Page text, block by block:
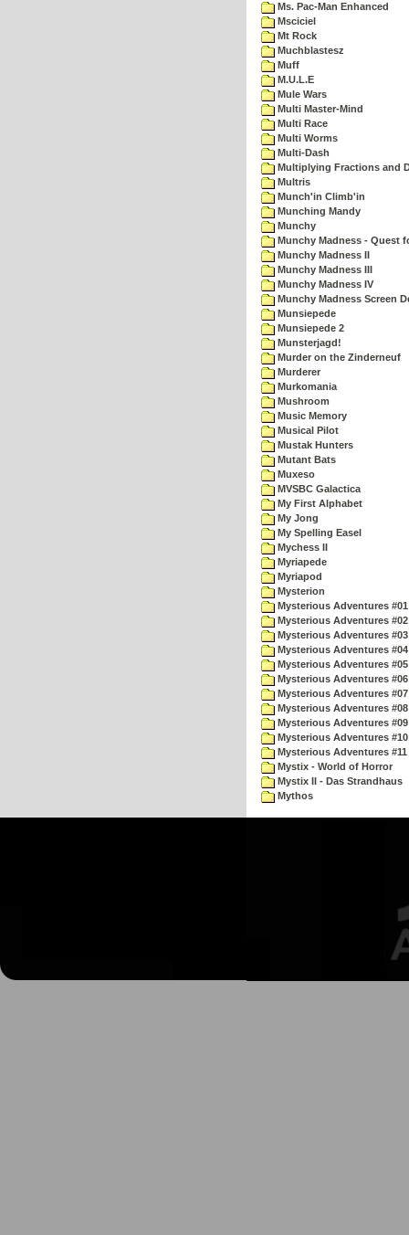
Ms. Pac-Man Enhanced
Msciciel
Mt Rock
Muchblastesz
Muff
M.U.L.E
Mule Wars
Multi Master-Mind
Multi Race
Multi Worms
Multi-Dash
Multiplying Fractions and
Multris
Munch'in Climb'in
Munching Mandy
Munchy
Munchy Madness - Quest
Munchy Madness II
Munchy Madness III
Munchy Madness IV
Munchy Madness Screen
Munsiepede
Munsiepede 2
Munsterjagd!
Murder on the Zinderneuf
Murderer
Murkomania
Mushroom
Music Memory
Musical Pilot
Mustak Hunters
Mutant Bats
Muxeso
MVSBC Galactica
My First Alphabet
My Jong
My Spelling Easel
Mychess II
Myriapede
Myriapod
Mysterion
Mysterious Adventures
Mysterious Adventures
Mysterious Adventures
Mysterious Adventures
Mysterious Adventures
Mysterious Adventures
Mysterious Adventures
Mysterious Adventures
Mysterious Adventures
Mysterious Adventures
Mysterious Adventures
Mystix - World of Horror
Mystix II - Das Strandhaus
Mythos